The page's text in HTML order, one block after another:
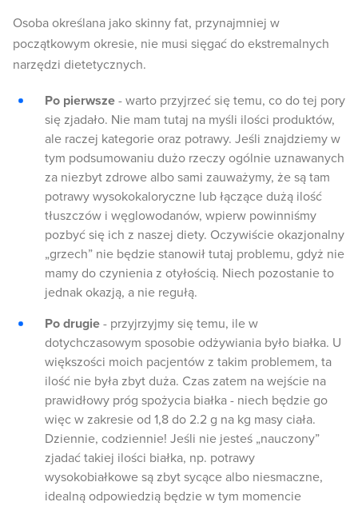
Osoba określana jako skinny fat, przynajmniej w
początkowym okresie, nie musi sięgać do ekstremalnych
narzędzi dietetycznych.
Po pierwsze - warto przyjrzeć się temu, co do tej pory
się zjadało. Nie mam tutaj na myśli ilości produktów,
ale raczej kategorie oraz potrawy. Jeśli znajdziemy w
tym podsumowaniu dużo rzeczy ogólnie uznawanych
za niezbyt zdrowe albo sami zauważymy, że są tam
potrawy wysokokaloryczne lub łączące dużą ilość
tłuszczów i węglowodanów, wpierw powinniśmy
pozbyć się ich z naszej diety. Oczywiście okazjonalny
„grzech” nie będzie stanowił tutaj problemu, gdyż nie
mamy do czynienia z otyłością. Niech pozostanie to
jednak okazją, a nie regułą.
Po drugie - przyjrzyjmy się temu, ile w
dotychczasowym sposobie odżywiania było białka. U
większości moich pacjentów z takim problemem, ta
ilość nie była zbyt duża. Czas zatem na wejście na
prawidłowy próg spożycia białka - niech będzie go
więc w zakresie od 1,8 do 2.2 g na kg masy ciała.
Dziennie, codziennie! Jeśli nie jesteś „nauczony”
zjadać takiej ilości białka, np. potrawy
wysokobiałkowe są zbyt sycące albo niesmaczne,
idealną odpowiedzią będzie w tym momencie